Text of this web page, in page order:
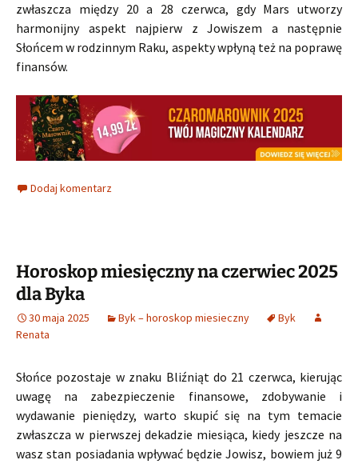
zwłaszcza między 20 a 28 czerwca, gdy Mars utworzy
harmonijny aspekt najpierw z Jowiszem a następnie
Słońcem w rodzinnym Raku, aspekty wpłyną też na poprawę
finansów.
Dodaj komentarz
Horoskop miesięczny na czerwiec 2025
dla Byka
30 maja 2025 Byk – horoskop miesieczny
Byk
Renata
Słońce pozostaje w znaku Bliźniąt do 21 czerwca, kierując
uwagę na zabezpieczenie finansowe, zdobywanie i
wydawanie pieniędzy, warto skupić się na tym temacie
zwłaszcza w pierwszej dekadzie miesiąca, kiedy jeszcze na
wasz stan posiadania wpływać będzie Jowisz, bowiem już 9